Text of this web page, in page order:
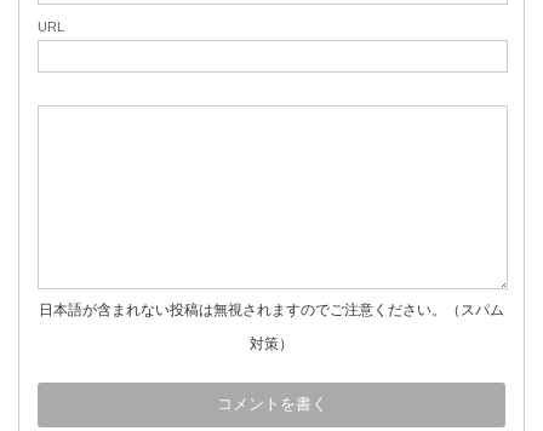
URL
日本語が含まれない投稿は無視されますのでご注意ください。（スパム
対策）